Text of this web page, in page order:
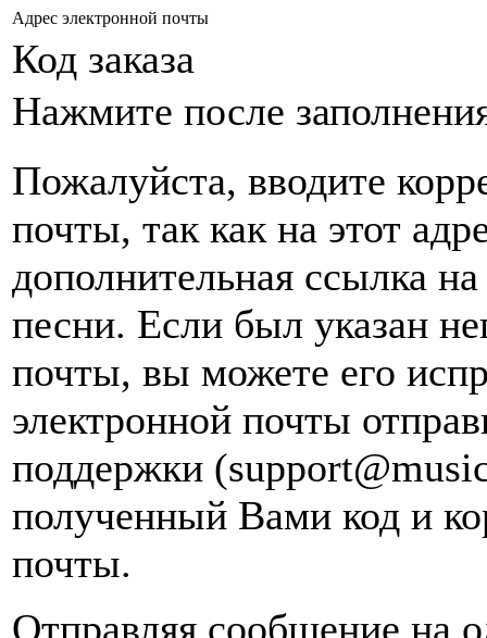
Адрес электронной почты
Код заказа
Нажмите после
Пожалуйста, вводите
почты, так как на этот
дополнительная ссылка
песни. Если был указан
почты, вы можете его
электронной почты
поддержки
полученный Вами код и
почты.
Отправляя сообщение на